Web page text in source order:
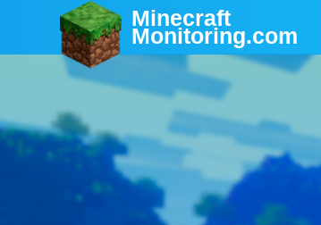
Minecraft
Monitoring.com